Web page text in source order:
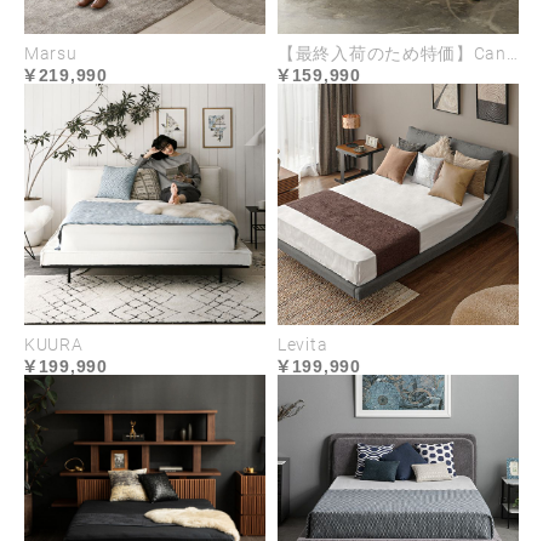
Marsu
219,990
【最終入荷のため特価】Canoa
159,990
KUURA
199,990
Levita
199,990